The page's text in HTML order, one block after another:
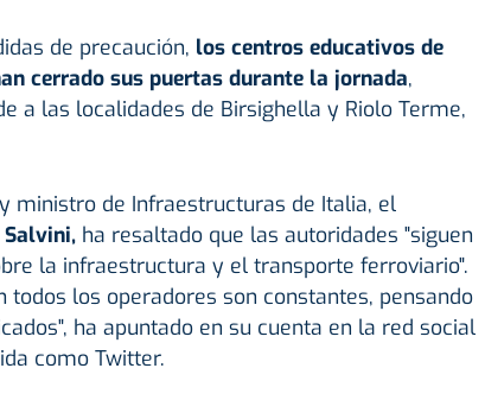
de precaución, los centros educativos de
cerrado sus puertas durante la jornada,
a las localidades de Birsighella y Riolo Terme,
ministro de Infraestructuras de Italia, el
ha resaltado que las autoridades "siguen
la infraestructura y el transporte ferroviario".
todos los operadores son constantes, pensando
ha apuntado en su cuenta en la red social
como Twitter.